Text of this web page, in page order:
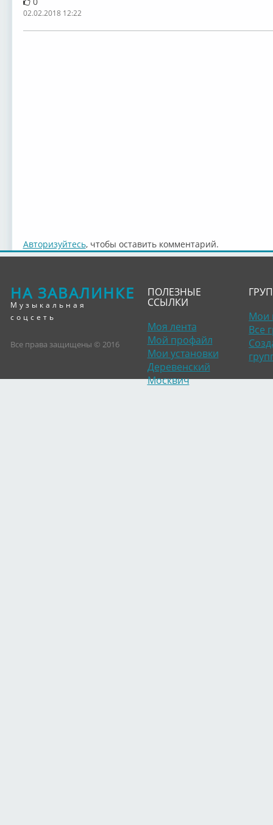
02.02.2018 12:22
Авторизуйтесь, чтобы оставить комментарий.
НА ЗАВАЛИНКЕ
Музыкальная
соцсеть
Все права защищены © 2016
ПОЛЕЗНЫЕ
ССЫЛКИ
Моя лента
Мой профайл
Мои установки
Деревенский
Москвич
Мои
Все